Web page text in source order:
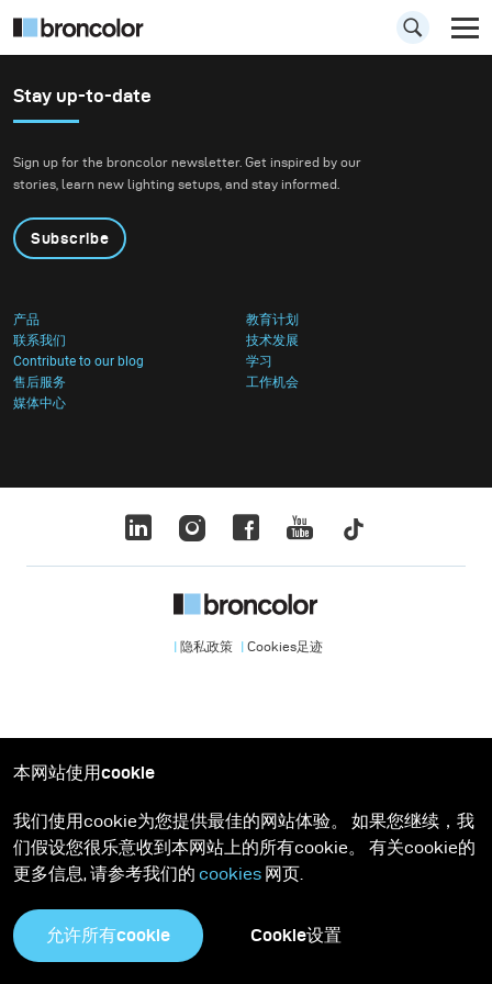
Stay up-to-date
Sign up for the broncolor newsletter. Get inspired by our
stories, learn new lighting setups, and stay informed.
Subscribe
产品
教育计划
联系我们
技术发展
Contribute to our blog
学习
售后服务
工作机会
媒体中心
隐私政策 Cookies足迹
本网站使用cookie
我们使用cookie为您提供最佳的网站体验。 如果您继续，我
们假设您很乐意收到本网站上的所有cookie。 有关cookie的
更多信息, 请参考我们的 cookies 网页.
允许所有cookie Cookie设置